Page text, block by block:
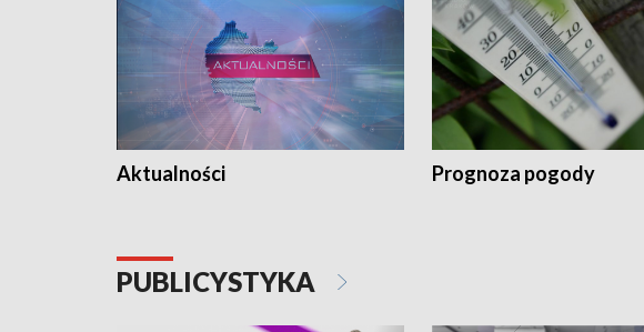
Aktualności Prognoza pogody
PUBLICYSTYKA